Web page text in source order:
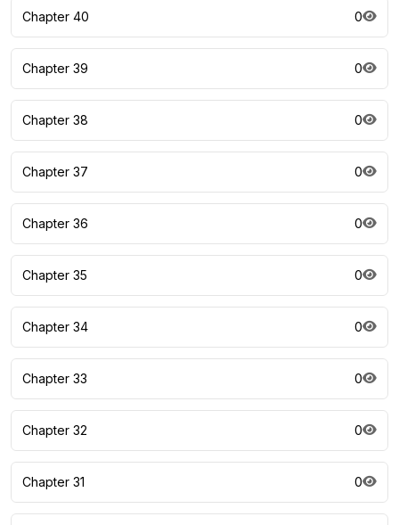
Chapter 40 0
Chapter 39 0
Chapter 38 0
Chapter 37 0
Chapter 36 0
Chapter 35 0
Chapter 34 0
Chapter 33 0
Chapter 32 0
Chapter 31 0